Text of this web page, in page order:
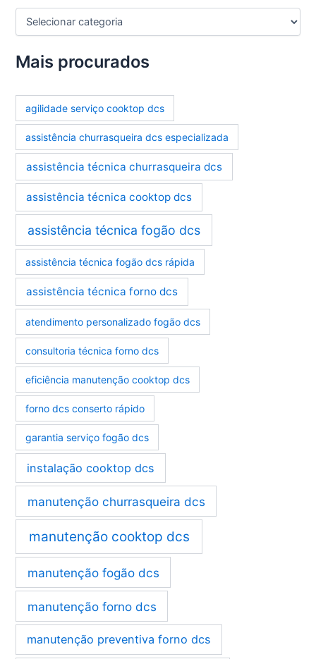
C
e
g
r
a
Mais procurados
agilidade serviço cooktop dcs
assistência churrasqueira dcs especializada
assistência técnica churrasqueira dcs
assistência técnica cooktop dcs
assistência técnica fogão dcs
assistência técnica fogão dcs rápida
assistência técnica forno dcs
atendimento personalizado fogão dcs
consultoria técnica forno dcs
eficiência manutenção cooktop dcs
forno dcs conserto rápido
garantia serviço fogão dcs
instalação cooktop dcs
manutenção churrasqueira dcs
manutenção cooktop dcs
manutenção fogão dcs
manutenção forno dcs
manutenção preventiva forno dcs